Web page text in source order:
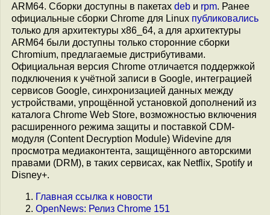
ARM64. Сборки доступны в пакетах deb и rpm. Ранее
официальные сборки Chrome для Linux публиковались
только для архитектуры x86_64, а для архитектуры
ARM64 были доступны только сторонние сборки
Chromium, предлагаемые дистрибутивами.
Официальная версия Chrome отличается поддержкой
подключения к учётной записи в Google, интеграцией
сервисов Google, синхронизацией данных между
устройствами, упрощённой установкой дополнений из
каталога Chrome Web Store, возможностью включения
расширенного режима защиты и поставкой CDM-
модуля (Content Decryption Module) Widevine для
просмотра медиаконтента, защищённого авторскими
правами (DRM), в таких сервисах, как Netflix, Spotify и
Disney+.
Главная ссылка к новости
OpenNews: Релиз Chrome 151